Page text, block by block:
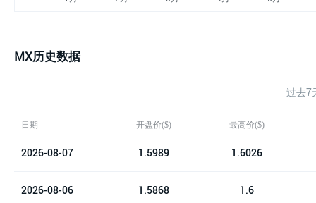
MX历史数据
过去7
日期 开盘价($) 最高价($)
2026-08-07 1.5989 1.6026
2026-08-06 1.5868 1.6